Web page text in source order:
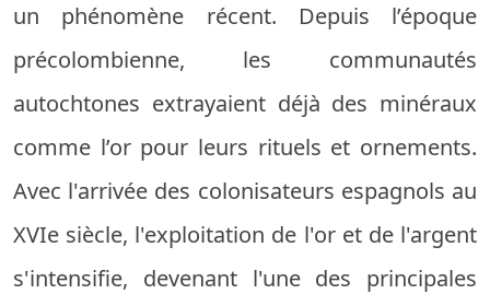
un phénomène récent. Depuis l’époque
précolombienne, les communautés
autochtones extrayaient déjà des minéraux
comme l’or pour leurs rituels et ornements.
Avec l'arrivée des colonisateurs espagnols au
XVIe siècle, l'exploitation de l'or et de l'argent
s'intensifie, devenant l'une des principales